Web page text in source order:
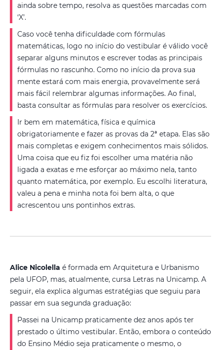
ainda sobre tempo, resolva as questões marcadas com
‘X’.
Caso você tenha dificuldade com fórmulas
matemáticas, logo no início do vestibular é válido você
separar alguns minutos e escrever todas as principais
fórmulas no rascunho. Como no início da prova sua
mente estará com mais energia, provavelmente será
mais fácil relembrar algumas informações. Ao final,
basta consultar as fórmulas para resolver os exercícios.
Ir bem em matemática, física e química
obrigatoriamente e fazer as provas da 2ª etapa. Elas são
mais completas e exigem conhecimentos mais sólidos.
Uma coisa que eu fiz foi escolher uma matéria não
ligada a exatas e me esforçar ao máximo nela, tanto
quanto matemática, por exemplo. Eu escolhi literatura,
valeu a pena e minha nota foi bem alta, o que
acrescentou uns pontinhos extras.
Alice Nicolella é formada em Arquitetura e Urbanismo
pela UFOP, mas, atualmente, cursa Letras na Unicamp. A
seguir, ela explica algumas estratégias que seguiu para
passar em sua segunda graduação:
Passei na Unicamp praticamente dez anos após ter
prestado o último vestibular. Então, embora o conteúdo
do Ensino Médio seja praticamente o mesmo, o